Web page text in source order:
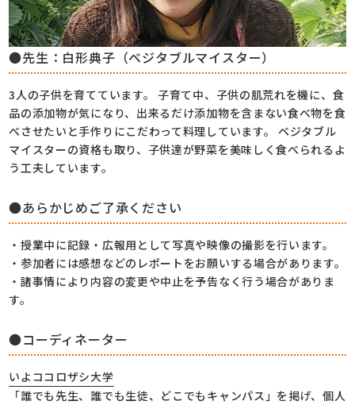
●先生：白形典子（ベジタブルマイスター）
3人の子供を育てています。 子育て中、子供の肌荒れを機に、食
品の添加物が気になり、出来るだけ添加物を含まない食べ物を食
べさせたいと手作りにこだわって料理しています。 ベジタブル
マイスターの資格も取り、子供達が野菜を美味しく食べられるよ
う工夫しています。
●あらかじめご了承ください
・授業中に記録・広報用として写真や映像の撮影を行います。
・参加者には感想などのレポートをお願いする場合があります。
・諸事情により内容の変更や中止を予告なく行う場合がありま
す。
●コーディネーター
いよココロザシ大学
「誰でも先生、誰でも生徒、どこでもキャンパス」を掲げ、個人